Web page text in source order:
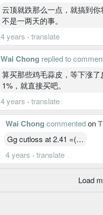
云顶就跌那么一点，就搞到
不是一两天的事。
4 years · translate
Wai Chong replied to
算买那些鸡毛蒜皮，等下涨
1%，就直接买吧。
4 years · translate
Wai Chong commentedon
Gg cutloss at 2.41 =(…
4 years · translate
Load